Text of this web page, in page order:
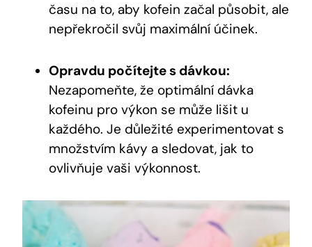
času na to, ​aby kofein začal působit, ‍ale
nepřekročil svůj maximální ‍účinek.
Opravdu počítejte s dávkou:
Nezapomeňte, že optimální dávka
‌kofeinu pro výkon⁢ se může lišit u
každého. Je ⁤důležité experimentovat s
množstvím kávy a sledovat, jak to
ovlivňuje vaši výkonnost.